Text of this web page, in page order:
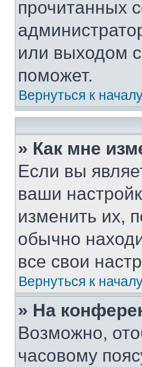
прочитанных
или выходом
поможет.
Вернуться к
» Как мне
Если вы
ваши
изменить их,
обычно
все свои
Вернуться к
» На
Возможно,
часовому